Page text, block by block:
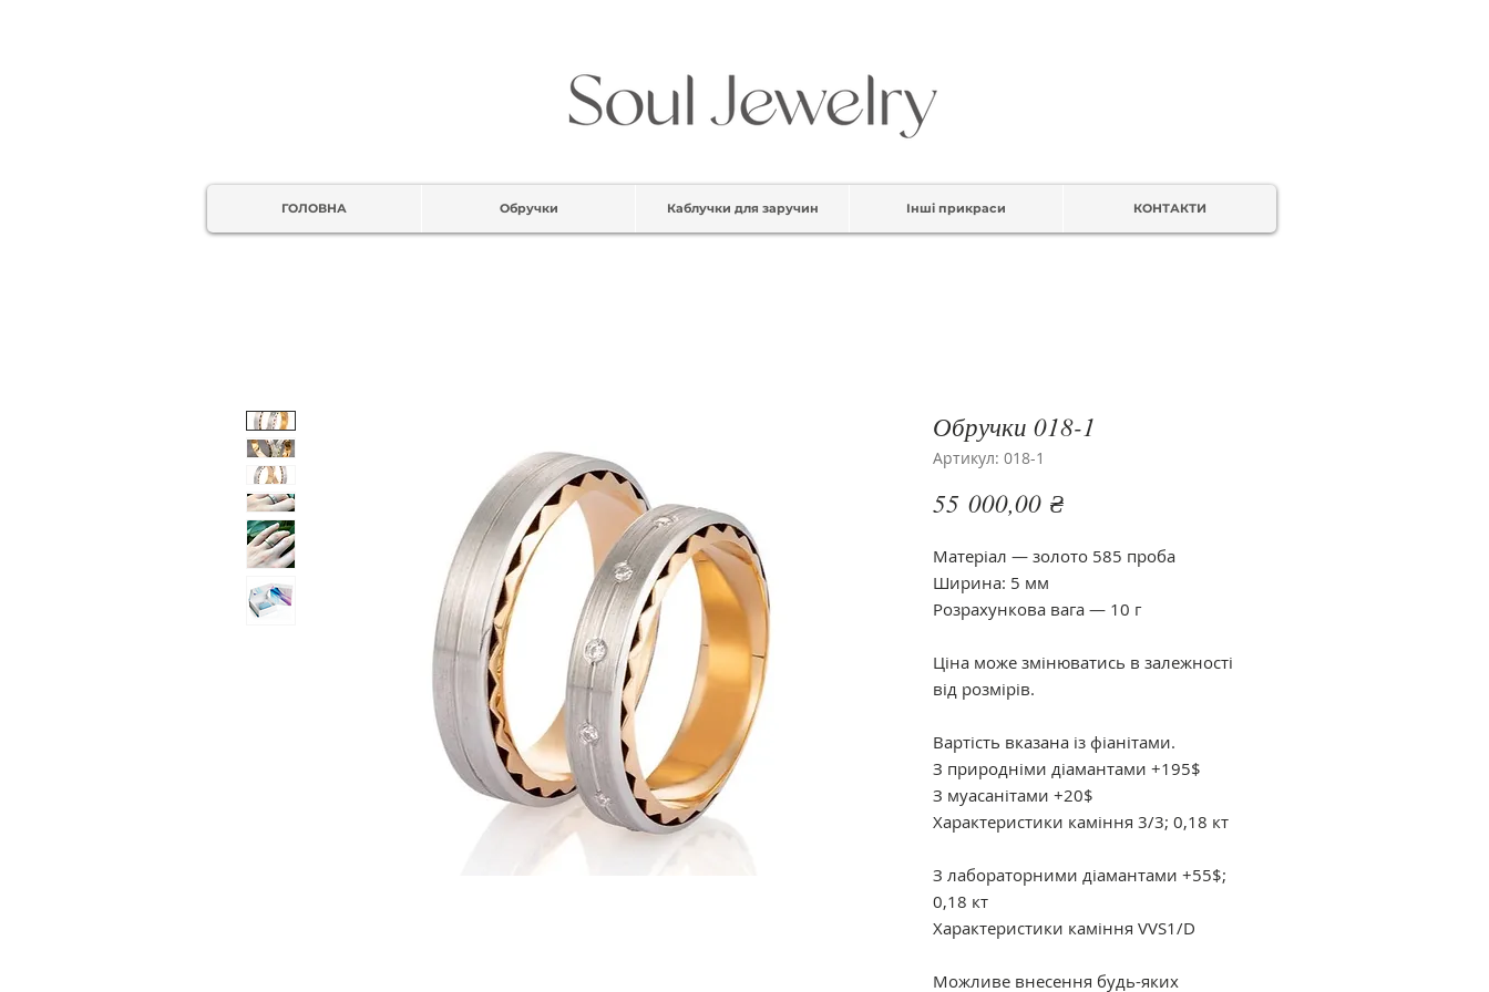
ГОЛОВНА Обручки Каблучки для заручин Інші прикраси КОНТАКТИ
Обручки 018-1
Артикул: 018-1
55 000,00 ₴Цена
Матеріал — золото 585 проба
Ширина: 5 мм
Розрахункова вага — 10 г
Ціна може змінюватись в залежності
від розмірів.
Вартість вказана із фіанітами.
З природніми діамантами +195$
З муасанітами +20$
Характеристики каміння 3/3; 0,18 кт
З лабораторними діамантами +55$;
0,18 кт
Характеристики каміння VVS1/D
Можливе внесення будь-яких